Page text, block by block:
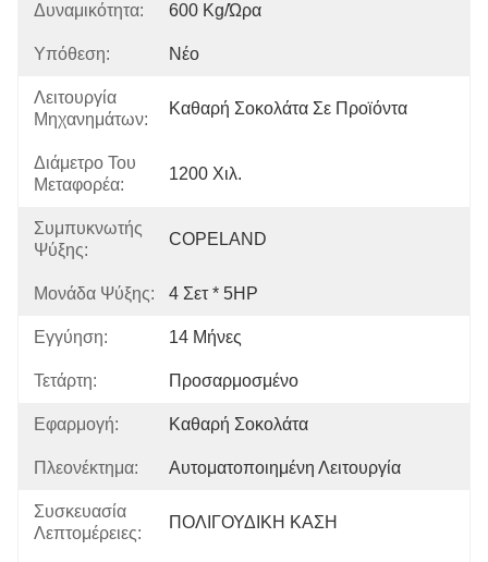
Δυναμικότητα: 600 Kg/ώρα
Υπόθεση: Νέο
Λειτουργία
Μηχανημάτων:
Καθαρή Σοκολάτα Σε Προϊόντα
Διάμετρο Του
Μεταφορέα:
1200 Χιλ.
Συμπυκνωτής
Ψύξης:
COPELAND
Μονάδα Ψύξης: 4 Σετ * 5HP
Εγγύηση: 14 Μήνες
Τετάρτη: Προσαρμοσμένο
Εφαρμογή: Καθαρή Σοκολάτα
Πλεονέκτημα: Αυτοματοποιημένη Λειτουργία
Συσκευασία
Λεπτομέρειες:
ΠΟΛΙΓΟΥΔΙΚΗ ΚΑΣΗ